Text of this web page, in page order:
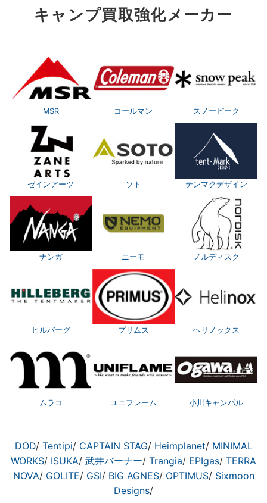
キャンプ買取強化メーカー
MSR コールマン スノーピーク
ゼインアーツ ソト テンマクデザイン
ナンガ ニーモ ノルディスク
ヒルバーグ プリムス ヘリノックス
ムラコ ユニフレーム 小川キャンパル
DOD/ Tentipi/ CAPTAIN STAG/ Heimplanet/ MINIMAL
WORKS/ ISUKA/ 武井バーナー/ Trangia/ EPIgas/ TERRA
NOVA/ GOLITE/ GSI/ BIG AGNES/ OPTIMUS/ Sixmoon
Designs/